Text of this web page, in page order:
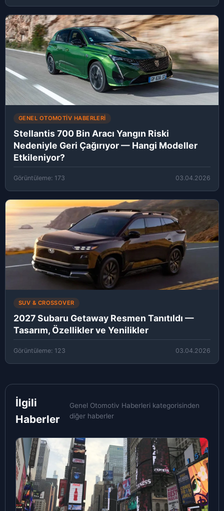
GENEL OTOMOTIV HABERLERI
Stellantis 700 Bin Aracı Yangın Riski
Nedeniyle Geri Çağırıyor — Hangi Modeller
Etkileniyor?
Görüntüleme: 173 03.04.2026
SUV & CROSSOVER
2027 Subaru Getaway Resmen Tanıtıldı —
Tasarım, Özellikler ve Yenilikler
Görüntüleme: 123 03.04.2026
İlgili
Haberler
Genel Otomotiv Haberleri kategorisinden
diğer haberler